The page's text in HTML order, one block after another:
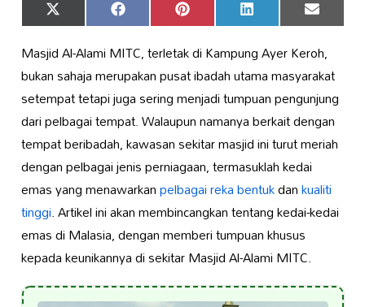
Share
on
X
(Twitter)
Share
on
Facebook Share
on
Pinterest Share
on
LinkedIn Share
on
Email
Masjid Al-Alami MITC, terletak di Kampung Ayer Keroh,
bukan sahaja merupakan pusat ibadah utama masyarakat
setempat tetapi juga sering menjadi tumpuan pengunjung
dari pelbagai tempat. Walaupun namanya berkait dengan
tempat beribadah, kawasan sekitar masjid ini turut meriah
dengan pelbagai jenis perniagaan, termasuklah kedai
emas yang menawarkanpelbagai reka bentukdankualiti
tinggi. Artikel ini akan membincangkan tentang kedai-kedai
emas di Malasia, dengan memberi tumpuan khusus
kepada keunikannya di sekitar Masjid Al-Alami MITC.